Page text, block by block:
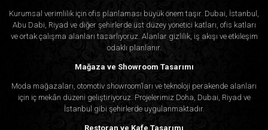
Kurumsal verimlilik için ofis planlaması büyük önem taşır. Dubai, İstanbul,
Abu Dabi, Riyad ve diğer şehirlerde üst düzey yönetici katları, ofis katları
ve ortak çalışma alanları tasarlıyoruz. Alanlar gizlilik, iş akışı ve etkileşim
odaklı planlanır.
Mağaza ve Showroom Tasarımı
Moda mağazaları, otomotiv showroom’ları ve teknoloji perakende alanları
için iç mekân düzeni geliştiriyoruz. Projelerimiz Doha, Dubai, Riyad ve
İstanbul gibi şehirlerde uygulanmaktadır.
Restoran ve Kafe Tasarımı